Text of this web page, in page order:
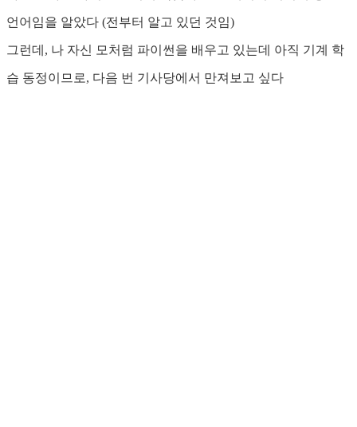
언어임을 알았다 (전부터 알고 있던 것임)
그런데, 나 자신 모처럼 파이썬을 배우고 있는데 아직 기계 학
습 동정이므로, 다음 번 기사당에서 만져보고 싶다